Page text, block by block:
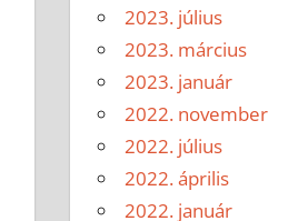
2023. július
2023. március
2023. január
2022. november
2022. július
2022. április
2022. január